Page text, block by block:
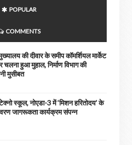
POPULAR
COMMENTS
की दीवार के समीप कॉमर्शियल मार्केट
हुआ मुहाल, निर्माण विभाग की
मुसीबत
स्कूल, नोएडा-3 में ‘मिशन हरितोदय’ के
जागरूकता कार्यक्रम संपन्न